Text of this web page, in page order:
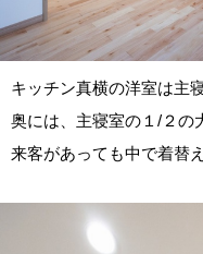
キッチン真横の洋室は主
奥には、主寝室の１/２の
来客があっても中で着替